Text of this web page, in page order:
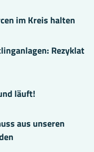
im Kreis halten
Rezyklat
läuft!
aus unseren